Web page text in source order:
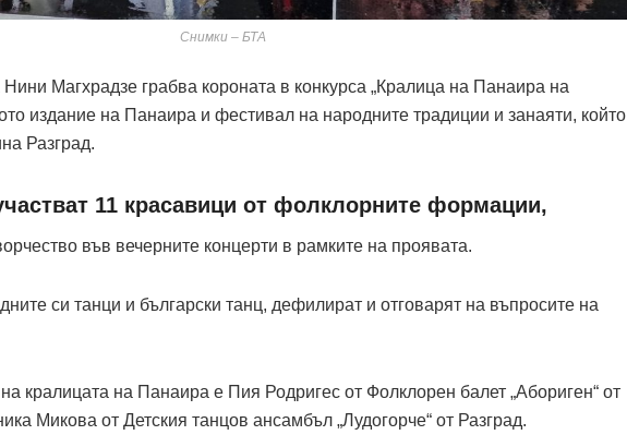
Снимки – БТА
Нини Магхрадзе грабва короната в конкурса „Кралица на Панаира на
издание на Панаира и фестивал на народните традиции и занаяти, който
Разград.
11 красавици от фолклорните формации,
във вечерните концерти в рамките на проявата.
си танци и български танц, дефилират и отговарят на въпросите на
на кралицата на Панаира е Пия Родригес от Фолклорен балет „Абориген“ от
Микова от Детския танцов ансамбъл „Лудогорче“ от Разград.